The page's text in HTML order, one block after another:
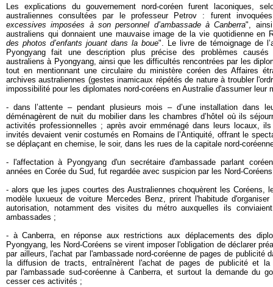
Les explications du gouvernement nord-coréen furent laconiques,
australiennes consultées par le professeur Petrov : furent
excessives imposées à son personnel d’ambassade à Canberra", ainsi
australiens qui donnaient une mauvaise image de la vie quotidienne en
des photos d’enfants jouant dans la boue". Le livre de témoignage de
Pyongyang fait une description plus précise des problèmes causés
australiens à Pyongyang, ainsi que les difficultés rencontrées par les
tout en mentionnant une circulaire du ministère coréen des Affaires
archives australiennes (gestes inamicaux répétés de nature à troubler
impossibilité pour les diplomates nord-coréens en Australie d'assumer leur
- dans l’attente – pendant plusieurs mois – d’une installation dans
déménagèrent de nuit du mobilier dans les chambres d’hôtel où ils
activités professionnelles ; après avoir emménagé dans leurs locaux,
invités devaient venir costumés en Romains de l’Antiquité, offrant le
se déplaçant en chemise, le soir, dans les rues de la capitale nord-
- l'affectation à Pyongyang d'un secrétaire d'ambassade parlant
années en Corée du Sud, fut regardée avec suspicion par les Nord-
- alors que les jupes courtes des Australiennes choquèrent les Coréens,
modèle luxueux de voiture Mercedes Benz, prirent l'habitude
autorisation, notamment des visites du métro auxquelles ils
ambassades ;
- à Canberra, en réponse aux restrictions aux déplacements des
Pyongyang, les Nord-Coréens se virent imposer l'obligation de déclarer
par ailleurs, l'achat par l'ambassade nord-coréenne de pages de publicité
la diffusion de tracts, entraînèrent l'achat de pages de publicité et
par l'ambassade sud-coréenne à Canberra, et surtout la demande du
cesser ces activités ;